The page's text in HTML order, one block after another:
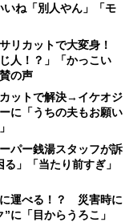
ね「別人やん」「モ
リカットで大変身！
人！？」「かっこい
の声
ットで解決→イケオジ
に「うちの夫もお願い
パー銭湯スタッフが訴
」「当たり前すぎ」
運べる！？ 災害時に
に「目からうろこ」